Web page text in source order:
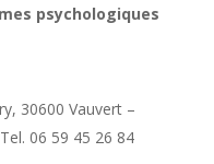
psychologiques
30600 Vauvert –
Tel. 06 59 45 26 84